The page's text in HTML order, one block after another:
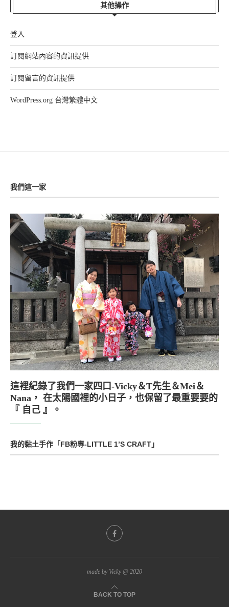
其他操作
登入
訂閱網站內容的資訊提供
訂閱留言的資訊提供
WordPress.org 台灣繁體中文
我們這一家
這裡紀錄了我們一家四口-Vicky＆T先生＆Mei＆
Nana， 在太陽國裡的小日子，也保留了最重要要的
『 自己 』。
我的黏土手作「FB粉專-LITTLE 1’S CRAFT」
made by Vicky @ 2020
BACK TO TOP